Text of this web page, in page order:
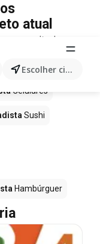
Escolher cidade
atual
resultados
Celulares
Sushi
Hambúrguer